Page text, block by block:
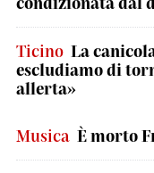
Ticino La
escludiamo di
allerta»
Musica È morto